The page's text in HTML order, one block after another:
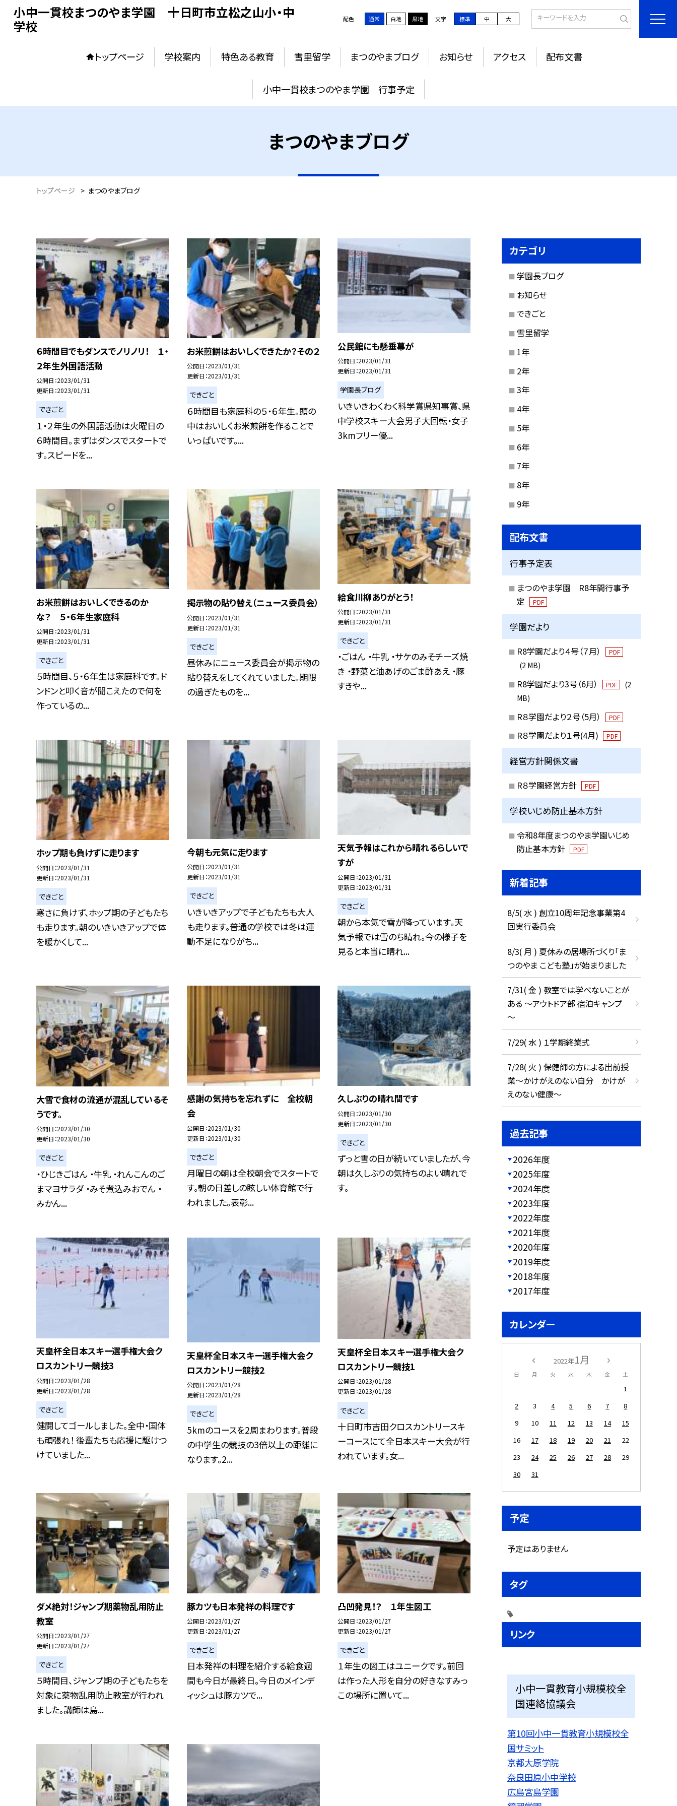
小中一貫校まつのやま学園 十日町市立松之山小・中
学校
配色 通常 白地 黒地 文字 標準 中 大
トップページ 学校案内 特色ある教育 雪里留学 まつのやまブログ お知らせ アクセス 配布文書
小中一貫校まつのやま学園 行事予定
まつのやまブログ
トップページ > まつのやまブログ
６時間目でもダンスでノリノリ！ １・
２年生外国語活動
公開日 2023/01/31
更新日 2023/01/31
できごと
１・２年生の外国語活動は火曜日の
６時間目。まずはダンスでスタートで
す。スピードを...
お米煎餅はおいしくできたか？その２
公開日 2023/01/31
更新日 2023/01/31
できごと
６時間目も家庭科の５・６年生。頭の
中はおいしくお米煎餅を作ることで
いっぱいです。...
公民館にも懸垂幕が
公開日 2023/01/31
更新日 2023/01/31
学園長ブログ
いきいきわくわく科学賞県知事賞、県
中学校スキー大会男子大回転・女子
3kmフリー優...
お米煎餅はおいしくできるのか
な？ ５・６年生家庭科
公開日 2023/01/31
更新日 2023/01/31
できごと
５時間目、５・６年生は家庭科です。ド
ンドンと叩く音が聞こえたので何を
作っているの...
掲示物の貼り替え（ニュース委員会）
公開日 2023/01/31
更新日 2023/01/31
できごと
昼休みにニュース委員会が掲示物の
貼り替えをしてくれていました。期限
の過ぎたものを...
給食川柳ありがとう！
公開日 2023/01/31
更新日 2023/01/31
できごと
・ごはん ・牛乳 ・サケのみそチーズ焼
き ・野菜と油あげのごま酢あえ ・豚
すきや...
ホップ期も負けずに走ります
公開日 2023/01/31
更新日 2023/01/31
できごと
寒さに負けず、ホップ期の子どもたち
も走ります。朝のいきいきアップで体
を暖かくして...
今朝も元気に走ります
公開日 2023/01/31
更新日 2023/01/31
できごと
いきいきアップで子どもたちも大人
も走ります。普通の学校では冬は運
動不足になりがち...
天気予報はこれから晴れるらしいで
すが
公開日 2023/01/31
更新日 2023/01/31
できごと
朝から本気で雪が降っています。天
気予報では雪のち晴れ。今の様子を
見ると本当に晴れ...
大雪で食材の流通が混乱しているそ
うです。
公開日 2023/01/30
更新日 2023/01/30
できごと
・ひじきごはん ・牛乳 ・れんこんのご
まマヨサラダ ・みそ煮込みおでん ・
みかん...
感謝の気持ちを忘れずに 全校朝
会
公開日 2023/01/30
更新日 2023/01/30
できごと
月曜日の朝は全校朝会でスタートで
す。朝の日差しの眩しい体育館で行
われました。表彰...
久しぶりの晴れ間です
公開日 2023/01/30
更新日 2023/01/30
できごと
ずっと雪の日が続いていましたが、今
朝は久しぶりの気持ちのよい晴れで
す。
天皇杯全日本スキー選手権大会ク
ロスカントリー競技3
公開日 2023/01/28
更新日 2023/01/28
できごと
健闘してゴールしました。全中・国体
も頑張れ！ 後輩たちも応援に駆けつ
けていました...
天皇杯全日本スキー選手権大会ク
ロスカントリー競技2
公開日 2023/01/28
更新日 2023/01/28
できごと
5kmのコースを2周まわります。普段
の中学生の競技の3倍以上の距離に
なります。2...
天皇杯全日本スキー選手権大会ク
ロスカントリー競技1
公開日 2023/01/28
更新日 2023/01/28
できごと
十日町市吉田クロスカントリースキ
ーコースにて全日本スキー大会が行
われています。女...
ダメ絶対！ジャンプ期薬物乱用防止
教室
公開日 2023/01/27
更新日 2023/01/27
できごと
５時間目、ジャンプ期の子どもたちを
対象に薬物乱用防止教室が行われ
ました。講師は島...
豚カツも日本発祥の料理です
公開日 2023/01/27
更新日 2023/01/27
できごと
日本発祥の料理を紹介する給食週
間も今日が最終日。今日のメインデ
ィッシュは豚カツで...
凸凹発見！？ １年生図工
公開日 2023/01/27
更新日 2023/01/27
できごと
１年生の図工はユニークです。前回
は作った人形を自分の好きなすみっ
この場所に置いて...
カテゴリ
学園長ブログ
お知らせ
できごと
雪里留学
1年
2年
3年
4年
5年
6年
7年
8年
9年
配布文書
行事予定表
まつのやま学園 R8年間行事予
定
PDF
学園だより
R8学園だより４号（７月） PDF
(2 MB)
R8学園だより3号（6月） PDF
(2
MB)
R８学園だより２号（5月） PDF
R８学園だより１号(4月) PDF
経営方針関係文書
R８学園経営方針 PDF
学校いじめ防止基本方針
令和8年度まつのやま学園いじめ
防止基本方針
PDF
新着記事
8/5( 水 ) 創立10周年記念事業第4
回実行委員会
8/3( 月 ) 夏休みの居場所づくり「ま
つのやま こども塾」が始まりました
7/31( 金 ) 教室では学べないことが
ある ～アウトドア部 宿泊キャンプ
～
7/29( 水 ) １学期終業式
7/28( 火 ) 保健師の方による出前授
業～かけがえのない自分 かけが
えのない健康～
過去記事
2026年度
2025年度
2024年度
2023年度
2022年度
2021年度
2020年度
2019年度
2018年度
2017年度
カレンダー
2022年1月
日 月 火 水 木 金 土
1
2
3 4 5 6 7
8
9
10 11 12 13 14
15
16
17 18 19 20 21
22
23
24 25 26 27 28
29
30
31
予定
予定はありません
タグ
リンク
小中一貫教育小規模校全
国連絡協議会
第10回小中一貫教育小規模校全
国サミット
京都大原学院
奈良田原小中学校
広島宮島学園